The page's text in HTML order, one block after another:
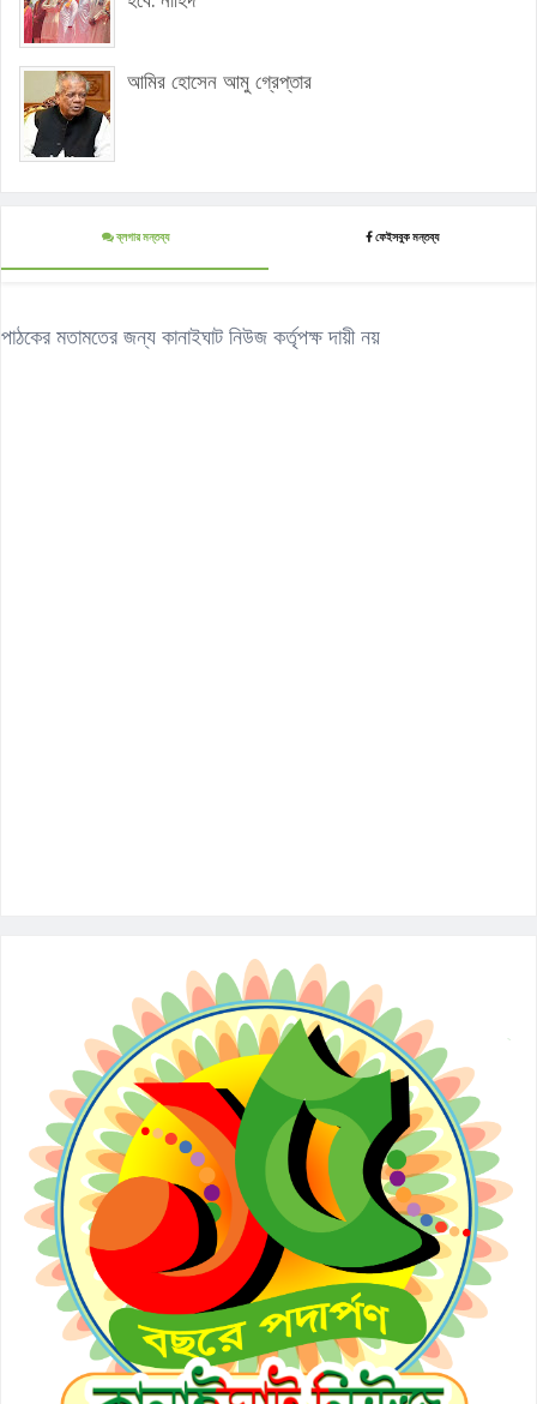
আমির হোসেন আমু গ্রেপ্তার
ব্লগার মন্তব্য ফেইসবুক মন্তব্য
পাঠকের মতামতের জন্য কানাইঘাট নিউজ কর্তৃপক্ষ দায়ী নয়